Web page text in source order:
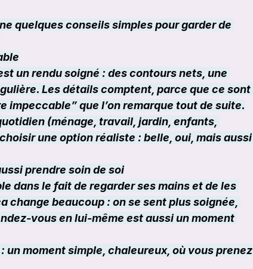
quelques conseils simples pour garder de
un rendu soigné : des contours nets, une
Les détails comptent, parce que ce sont
impeccable” que l’on remarque tout de suite.
(ménage, travail, jardin, enfants,
une option réaliste : belle, oui, mais aussi
prendre soin de soi
dans le fait de regarder ses mains et de les
change beaucoup : on se sent plus soignée,
vous en lui-même est aussi un moment
un moment simple, chaleureux, où vous prenez